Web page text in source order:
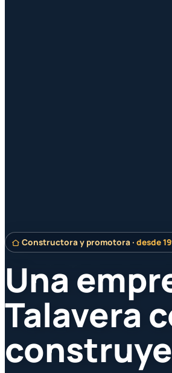
Constructora y promotora · desde
Una
Talavera